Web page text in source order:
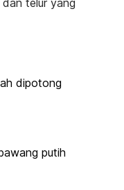
telur yang
dipotong
putih